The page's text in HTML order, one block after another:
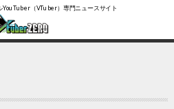
YouTuber（VTuber）専門ニュースサイト